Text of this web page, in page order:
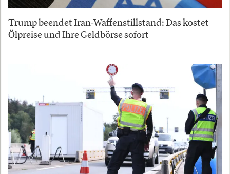
Trump beendet Iran-Waffenstillstand: Das kostet
Ölpreise und Ihre Geldbörse sofort